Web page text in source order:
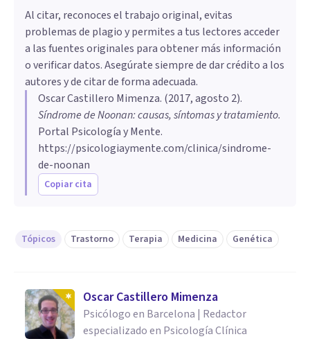
Al citar, reconoces el trabajo original, evitas
problemas de plagio y permites a tus lectores acceder
a las fuentes originales para obtener más información
o verificar datos. Asegúrate siempre de dar crédito a los
autores y de citar de forma adecuada.
Oscar Castillero Mimenza. (2017, agosto 2).
Síndrome de Noonan: causas, síntomas y tratamiento.
Portal Psicología y Mente.
https://psicologiaymente.com/clinica/sindrome-
de-noonan
Copiar cita
Tópicos Trastorno Terapia Medicina Genética
Oscar Castillero Mimenza
Psicólogo en Barcelona | Redactor
especializado en Psicología Clínica